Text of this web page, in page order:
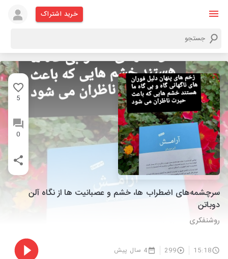
خرید اشتراک
5
0
سرچشمه‌های اضطراب ها، خشم و عصبانیت ها از نگاه آلن
دوباتن
روشنفکری
15:18
299 4 سال پیش